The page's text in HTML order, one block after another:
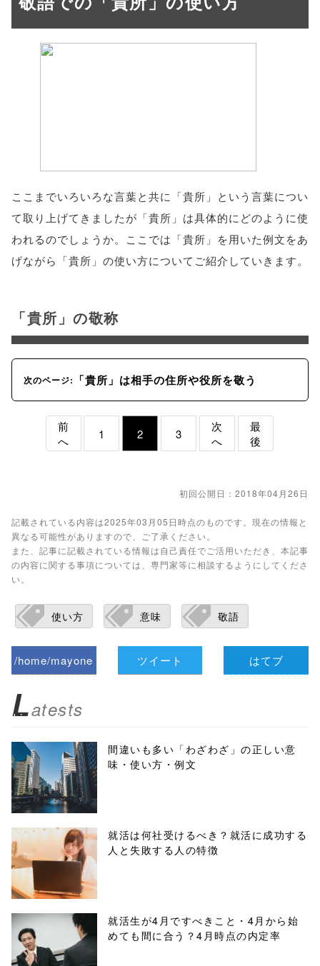
ここまでいろいろな言葉と共に「貴所」という言葉につい
て取り上げてきましたが「貴所」は具体的にどのように使
われるのでしょうか。ここでは「貴所」を用いた例文をあ
げながら「貴所」の使い方についてご紹介していきます。
「貴所」の敬称
次のページ: 「貴所」は相手の住所や役所を敬う
前
へ
1 2 3
次
へ
最
後
初回公開日：2018年04月26日
記載されている内容は2025年03月05日時点のものです。現在の情報と
異なる可能性がありますので、ご了承ください。
また、記事に記載されている情報は自己責任でご活用いただき、本記事
の内容に関する事項については、専門家等に相談するようにしてくださ
い。
使い方 意味 敬語
/home/mayone
biz.jp/public_ht
ml/wp-
content/themes
/tapbiz_theme/
parts/sns-
buttons.php on
line10
/1050253"
onclick="windo
ツイート はてブ
Latests
間違いも多い「わざわざ」の正しい意
味・使い方・例文
就活は何社受けるべき？就活に成功する
人と失敗する人の特徴
就活生が4月ですべきこと・4月から始
めても間に合う？4月時点の内定率